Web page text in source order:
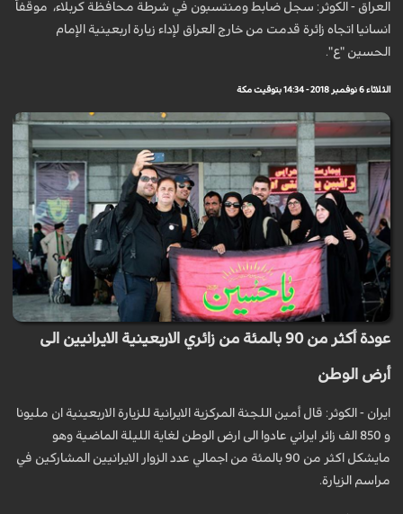
العراق - الكوثر: سجل ضابط ومنتسبون في شرطة محافظة كربلاء، موقفاً
انسانيا اتجاه زائرة قدمت من خارج العراق لإداء زيارة اربعينية الإمام
الحسين "ع".
الثلاثاء 6 نوفمبر 2018 - 14:34 بتوقيت مكة
عودة أكثر من 90 بالمئة من زائري الاربعينية الايرانيين الى
أرض الوطن
ايران - الكوثر: قال أمين اللجنة المركزية الايرانية للزيارة الاربعينية ان مليونا
و 850 الف زائر ايراني عادوا الى ارض الوطن لغاية الليلة الماضية وهو
مايشكل اكثر من 90 بالمئة من اجمالي عدد الزوار الايرانيين المشاركين في
مراسم الزيارة.